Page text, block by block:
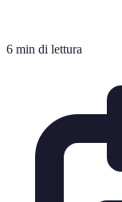
6 min di lettura